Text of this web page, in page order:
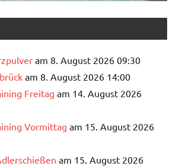
am 8. August 2026 09:30
am 8. August 2026 14:00
Freitag am 14. August 2026
Vormittag am 15. August 2026
am 15. August 2026